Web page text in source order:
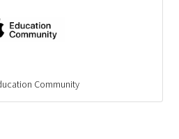
Community